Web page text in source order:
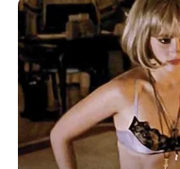
Rating
Cerita
Pemain
Akting